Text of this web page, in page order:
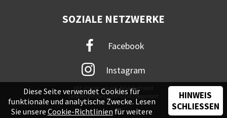
SOZIALE NETZWERKE
Facebook
Instagram
Mit immer neuem Newsfeed wird
unsere Online-Community begeistert
Diese Seite verwendet Cookies für
funktionale und analytische Zwecke. Lesen
Sie unsere Cookie-Richtlinien für weitere
HINWEIS
SCHLIESSEN